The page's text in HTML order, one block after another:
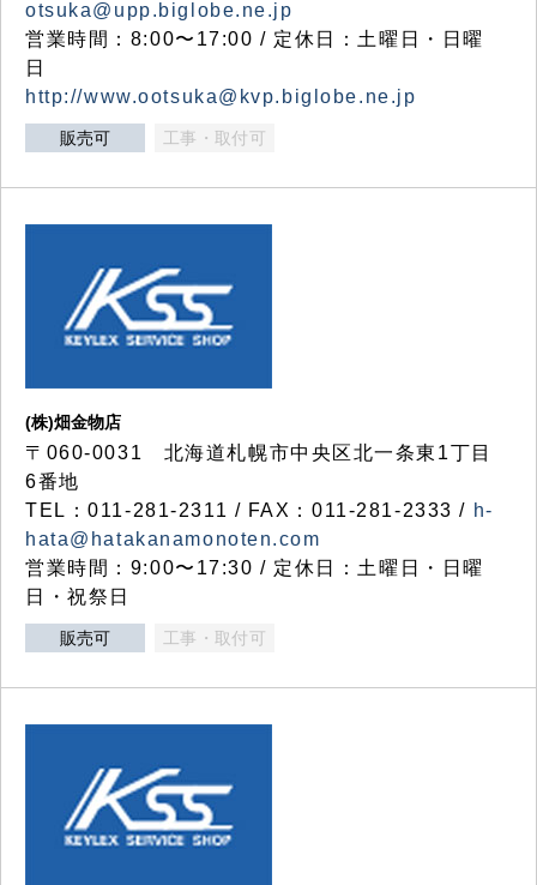
otsuka@upp.biglobe.ne.jp
営業時間：8:00〜17:00 / 定休日：土曜日・日曜
日
http://www.ootsuka@kvp.biglobe.ne.jp
販売可 工事・取付可
(株)畑金物店
〒060-0031 北海道札幌市中央区北一条東1丁目
6番地
TEL：011-281-2311 / FAX：011-281-2333 / h-
hata@hatakanamonoten.com
営業時間：9:00〜17:30 / 定休日：土曜日・日曜
日・祝祭日
販売可 工事・取付可